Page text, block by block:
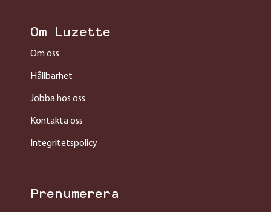
Om Luzette
Om oss
Hållbarhet
Jobba hos oss
Kontakta oss
Integritetspolicy
Prenumerera